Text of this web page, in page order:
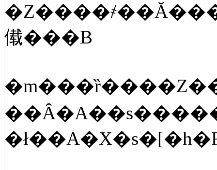
傤���B